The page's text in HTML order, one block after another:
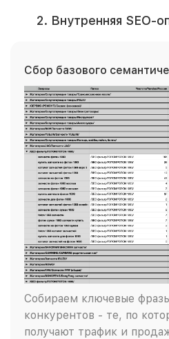
2. Внутренняя SEO-
Сбор базового
Собираем ключевые
конкурентов - те, по
получают трафик и